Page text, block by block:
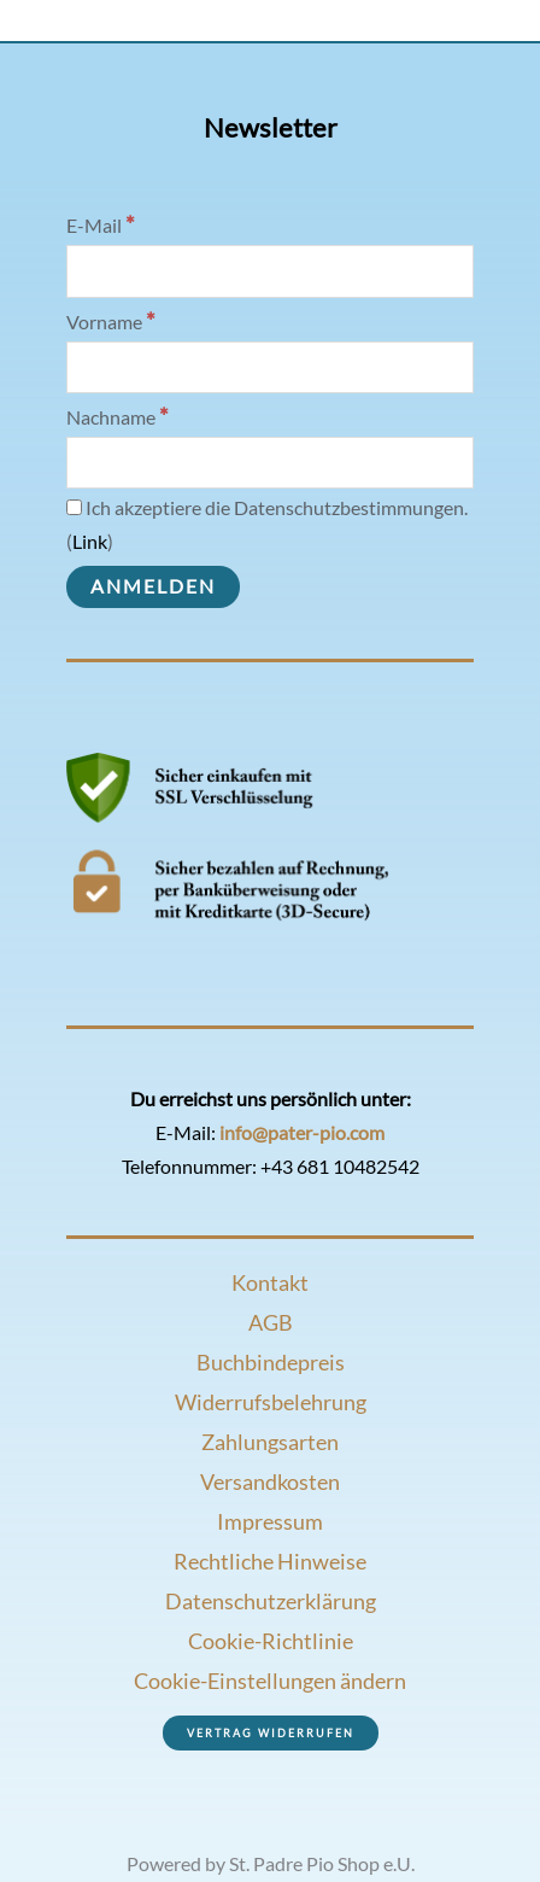
Newsletter
E-Mail *
Vorname *
Nachname *
Ich akzeptiere die Datenschutzbestimmungen.
(Link)
Du erreichst uns persönlich unter:
E-Mail: info@pater-pio.com
Telefonnummer: +43 681 10482542
Kontakt
AGB
Buchbindepreis
Widerrufsbelehrung
Zahlungsarten
Versandkosten
Impressum
Rechtliche Hinweise
Datenschutzerklärung
Cookie-Richtlinie
Cookie-Einstellungen ändern
VERTRAG WIDERRUFEN
Powered by St. Padre Pio Shop e.U.